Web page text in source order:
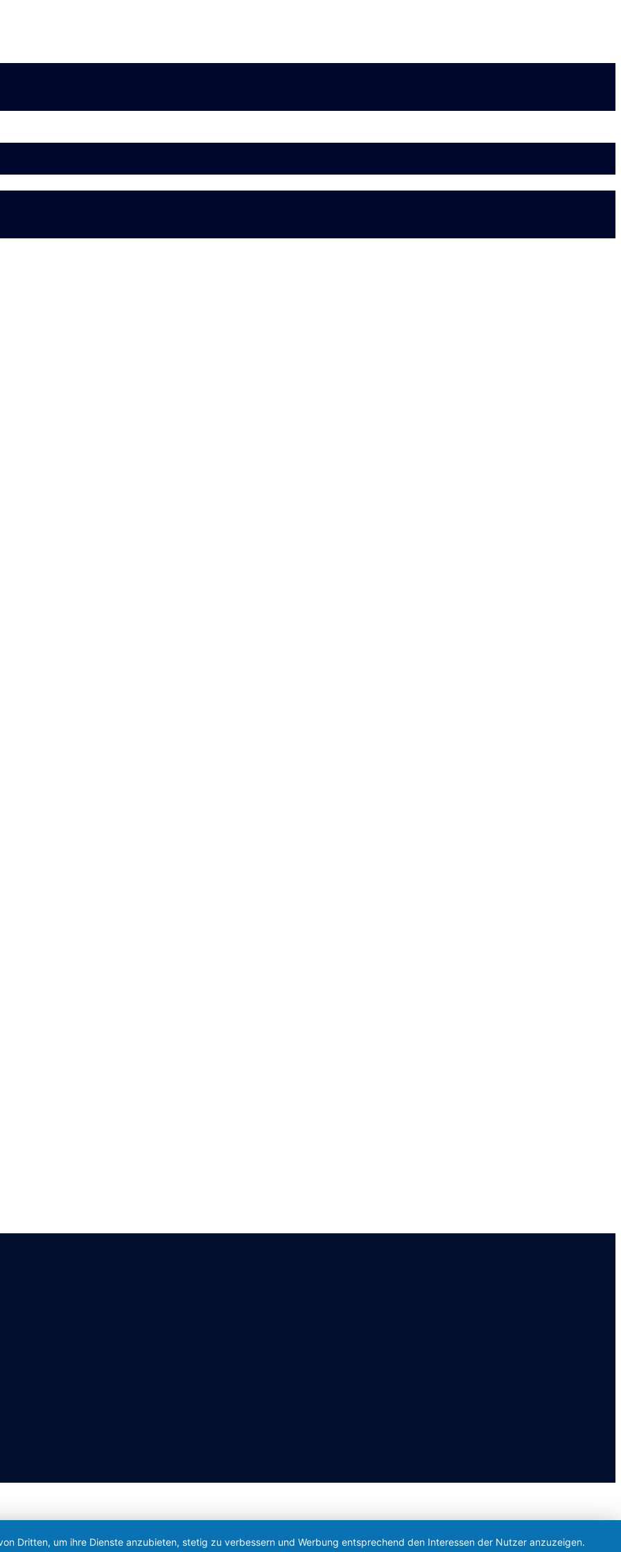
Dritten, um ihre Dienste anzubieten, stetig zu verbessern und Werbung entsprechend den Interessen der Nutzer anzuzeigen.